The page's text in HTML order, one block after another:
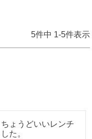
5件中 1-5件表示
ょうどいいレンチ
た。